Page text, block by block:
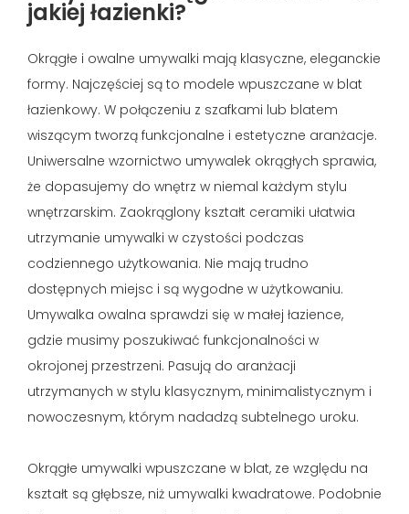
jakiej łazienki?
Okrągłe i owalne umywalki mają klasyczne, eleganckie
formy. Najczęściej są to modele wpuszczane w blat
łazienkowy. W połączeniu z szafkami lub blatem
wiszącym tworzą funkcjonalne i estetyczne aranżacje.
Uniwersalne wzornictwo umywalek okrągłych sprawia,
że dopasujemy do wnętrz w niemal każdym stylu
wnętrzarskim. Zaokrąglony kształt ceramiki ułatwia
utrzymanie umywalki w czystości podczas
codziennego użytkowania. Nie mają trudno
dostępnych miejsc i są wygodne w użytkowaniu.
Umywalka owalna sprawdzi się w małej łazience,
gdzie musimy poszukiwać funkcjonalności w
okrojonej przestrzeni. Pasują do aranżacji
utrzymanych w stylu klasycznym, minimalistycznym i
nowoczesnym, którym nadadzą subtelnego uroku.
Okrągłe umywalki wpuszczane w blat, ze względu na
kształt są głębsze, niż umywalki kwadratowe. Podobnie